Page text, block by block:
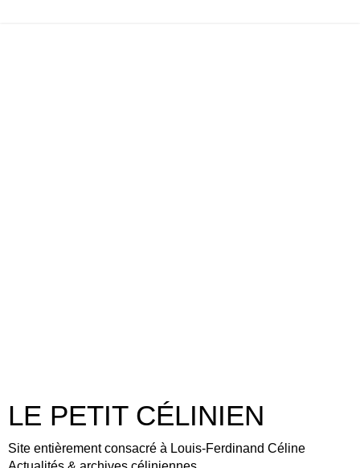
LE PETIT CÉLINIEN
Site entièrement consacré à Louis-Ferdinand Céline